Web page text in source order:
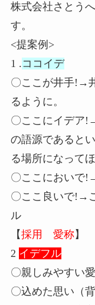
株式会社さとう
す。
<提案例>
1 .ココイデ
〇ここが井手!→
るように。
〇ここにイデア
の語源であると
る場所になってほ
〇ここにおいで
〇ここ良いで!→
ル
【採用 愛称】
2 イデフル
〇親しみやすい
〇込めた思い（